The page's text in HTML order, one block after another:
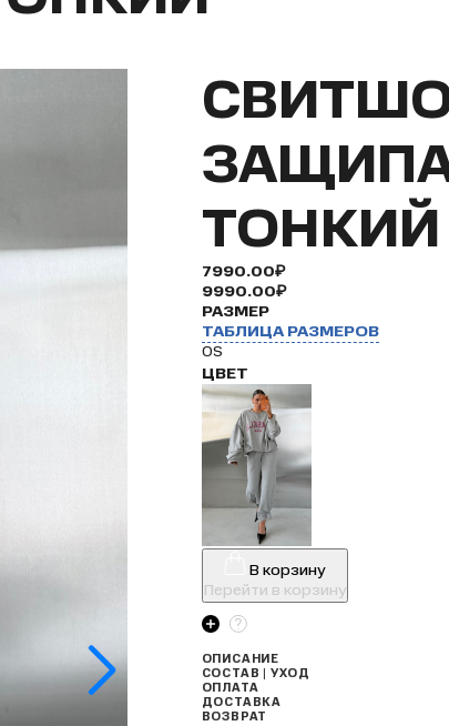
ТОНКИЙ
7990.00₽
9990.00₽
РАЗМЕР
ТАБЛИЦА РАЗМЕРОВ
OS
ЦВЕТ
В корзину
Перейти в корзину
ОПИСАНИЕ
СОСТАВ | УХОД
ОПЛАТА
ДОСТАВКА
ВОЗВРАТ